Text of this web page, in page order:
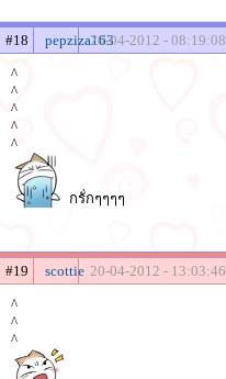
#18 pepziza16320-04-2012 - 08:19:08
^
^
^
^
^
กรั่กๆๆๆๆ
#19 scottie 20-04-2012 - 13:03:46
^
^
^